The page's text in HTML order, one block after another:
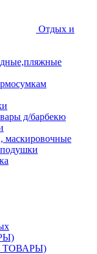
Отдых и
д/барбекю
маскировочные
ТОВАРЫ)